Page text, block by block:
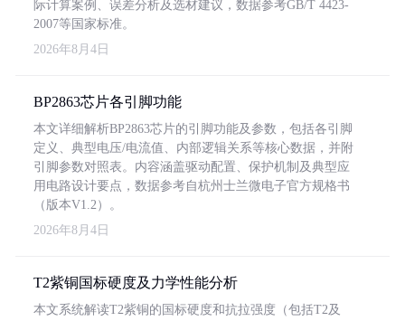
际计算案例、误差分析及选材建议，数据参考GB/T 4423-
2007等国家标准。
2026年8月4日
BP2863芯片各引脚功能
本文详细解析BP2863芯片的引脚功能及参数，包括各引脚
定义、典型电压/电流值、内部逻辑关系等核心数据，并附
引脚参数对照表。内容涵盖驱动配置、保护机制及典型应
用电路设计要点，数据参考自杭州士兰微电子官方规格书
（版本V1.2）。
2026年8月4日
T2紫铜国标硬度及力学性能分析
本文系统解读T2紫铜的国标硬度和抗拉强度（包括T2及